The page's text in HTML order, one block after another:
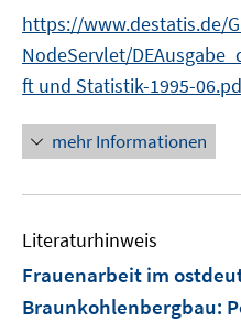
https://www.destatis.de/
NodeServlet/
ft und Statistik-1995-
mehr Informationen
Literaturhinweis
Frauenarbeit im
Braunkohlenbergbau: